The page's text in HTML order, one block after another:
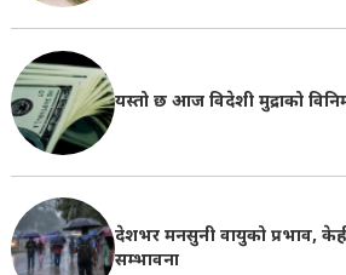
यस्तो छ आज विदेशी मुद्राको
देशभर मनसुनी वायुको प्रभाव, केही
सम्भावना